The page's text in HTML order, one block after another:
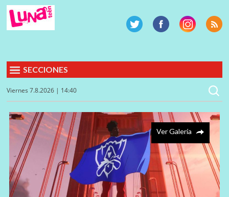
SECCIONES
Viernes 7.8.2026 | 14:40
Ver Galería